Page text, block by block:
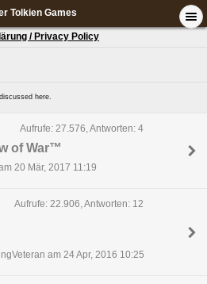
Tolkien Games
/ Privacy Policy
here.
Aufrufe: 27.576, Antworten: 4
of War™
20 Mär, 2017 11:19
Aufrufe: 22.906, Antworten: 12
am 24 Apr, 2016 10:25